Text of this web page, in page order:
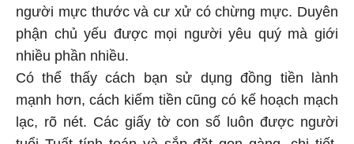
người mực thước và cư xử có chừng mực. Duyên
phận chủ yếu được mọi người yêu quý mà giới
nhiều phần nhiều.
Có thể thấy cách bạn sử dụng đồng tiền lành
mạnh hơn, cách kiếm tiền cũng có kế hoạch mạch
lạc, rõ nét. Các giấy tờ con số luôn được người